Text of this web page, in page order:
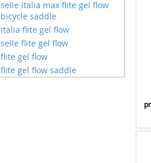
Hitway
Hnvner
Homcom
Homyl
Ib Style
Inbike
Pompes à Pied
Porte-bagages
Porte-bidons
Potence De Velo
Protections Des épaules
Pédaliers
selle italia max flite gel flow
bicycle saddle
italia flite gel flow
selle flite gel flow
flite gel flow
flite gel flow saddle